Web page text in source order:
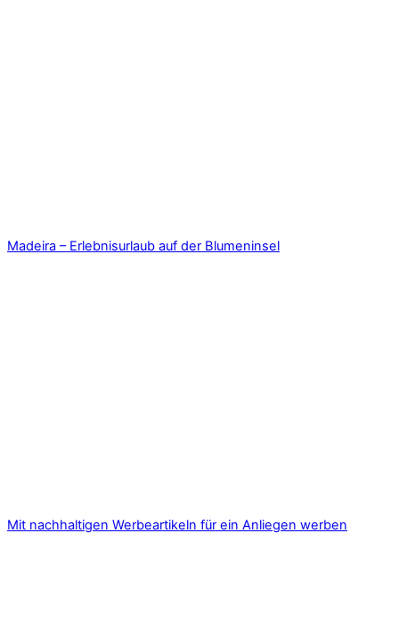
Madeira – Erlebnisurlaub auf der Blumeninsel
Mit nachhaltigen Werbeartikeln für ein Anliegen werben